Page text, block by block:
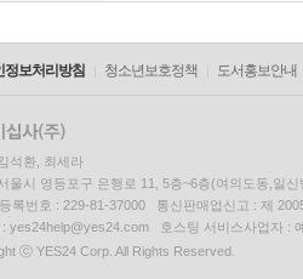
정보처리방침 청소년보호정책 도서홍보안내
석환, 최세라
울시 영등포구 은행로 11, 5층~6층(여의도동,일신
록번호 : 229-81-37000 통신판매업신고 : 제
: yes24help@yes24.com 호스팅 서비스사업자 :
ⓒ YES24 Corp. All Rights Reserved.